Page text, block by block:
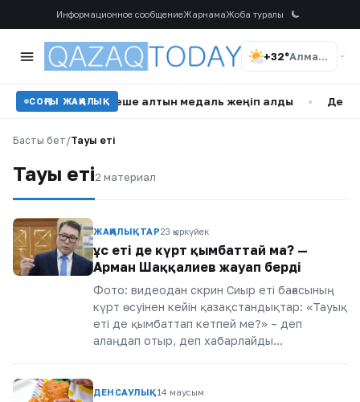
Информационное сообщениеЖарнамаЖоба туралы
+32° Алматы
СОҢҒЫ ЖАҢАЛЫҚбірнеше алтын медаль жеңіп алды
Басты бет/Тауық еті
Тауық еті2 материал
ЖАҢАЛЫҚТАР23 қыркүйек
Құс еті де күрт қымбаттай ма? —
Арман Шаққалиев жауап берді
Фото: видеодан скрин Сиыр еті бағасының
күрт өсуінен кейін қазақстандықтар: «Тауық
еті де қымбаттап кетпей ме?» – деп
алаңдап отыр, деп хабарлайды…
ДЕНСАУЛЫҚ14 маусым